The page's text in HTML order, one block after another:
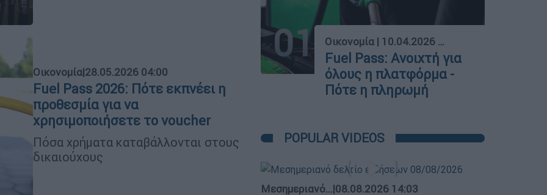
Οικονομία|28.05.2026 04:00
Fuel Pass 2026: Πότε εκπνέει η
προθεσμία για να
χρησιμοποιήσετε το voucher
Πόσα χρήματα καταβάλλονται στους
δικαιούχους
01 Οικονομία | 10.04.2026 08:20
Fuel Pass: Ανοιχτή για
όλους η πλατφόρμα -
Πότε η πληρωμή
POPULAR VIDEOS
Μεσημεριανό...|08.08.2026 14:03